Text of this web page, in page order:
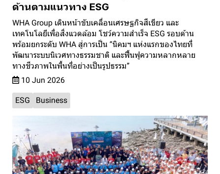
ด้านตามแนวทาง ESG
WHA Group เดินหน้าขับเคลื่อนเศรษฐกิจสีเขียว และ
เทคโนโลยีเพื่อสิ่งแวดล้อม โชว์ความสำเร็จ ESG รอบด้าน
พร้อมยกระดับ WHA สู่การเป็น “นิคมฯ แห่งแรกของไทยที่
พัฒนาระบบนิเวศทางธรรมชาติ และฟื้นฟูความหลากหลาย
ทางชีวภาพในพื้นที่อย่างเป็นรูปธรรม”
10 Jun 2026
ESG Business